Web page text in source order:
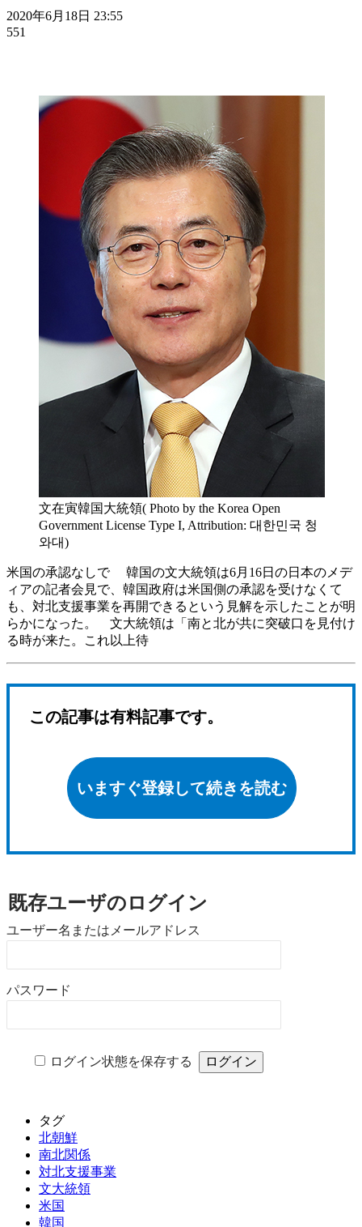
2020年6月18日 23:55
551
文在寅韓国大統領( Photo by the Korea Open
Government License Type I, Attribution: 대한민국 청
와대)
米国の承認なしで 韓国の文大統領は6月16日の日本のメデ
ィアの記者会見で、韓国政府は米国側の承認を受けなくて
も、対北支援事業を再開できるという見解を示したことが明
らかになった。 文大統領は「南と北が共に突破口を見付け
る時が来た。これ以上待
この記事は有料記事です。
いますぐ登録して続きを読む
既存ユーザのログイン
ユーザー名またはメールアドレス
パスワード
ログイン状態を保存する
タグ
北朝鮮
南北関係
対北支援事業
文大統領
米国
韓国